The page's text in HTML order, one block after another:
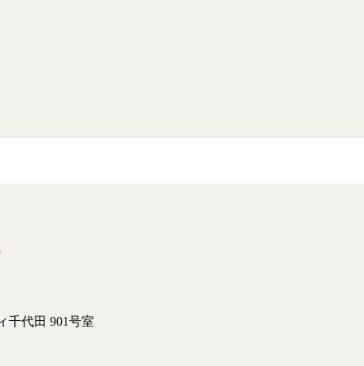
千代田 901号室